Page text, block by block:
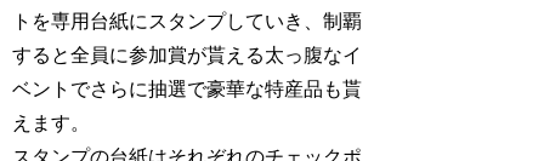
トを専用台紙にスタンプしていき、制覇
すると全員に参加賞が貰える太っ腹なイ
ベントでさらに抽選で豪華な特産品も貰
えます。
スタンプの台紙はそれぞれのチェックポ